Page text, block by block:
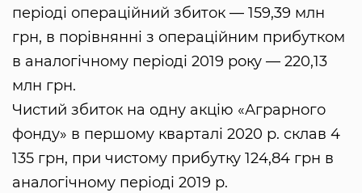
періоді операційний збиток — 159,39 млн
грн, в порівнянні з операційним прибутком
в аналогічному періоді 2019 року — 220,13
млн грн.
Чистий збиток на одну акцію «Аграрного
фонду» в першому кварталі 2020 р. склав 4
135 грн, при чистому прибутку 124,84 грн в
аналогічному періоді 2019 р.